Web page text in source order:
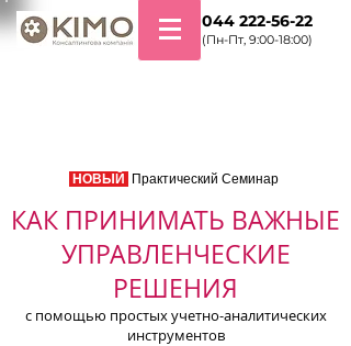
+38 044 222-56-22
(Пн-Пт, 9:00-18:00)
НОВЫЙ Практический Семинар
КАК ПРИНИМАТЬ ВАЖНЫЕ
УПРАВЛЕНЧЕСКИЕ
РЕШЕНИЯ
с помощью простых учетно-аналитических
инструментов